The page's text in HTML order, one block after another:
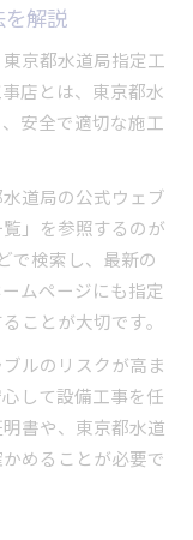
解説
京都水道局指定工
店とは、東京都水
安全で適切な施工
道局の公式ウェブ
」を参照するのが
で検索し、最新の
ムページにも指定
ことが大切です。
ルのリスクが高ま
して設備工事を任
書や、東京都水道
めることが必要で